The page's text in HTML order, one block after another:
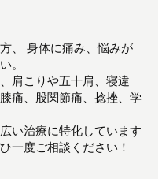
、 身体に痛み、悩みが
。
肩こりや五十肩、寝違
痛、股関節痛、捻挫、学
い治療に特化しています
一度ご相談ください！